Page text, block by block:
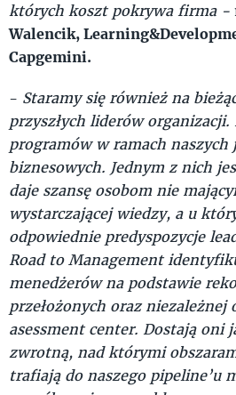
których koszt pokrywa firma -
Walencik,
Capgemini.
- Staramy się również na
przyszłych liderów
programów w ramach naszych
biznesowych. Jednym z nich
daje szansę osobom nie
wystarczającej wiedzy, a u
odpowiednie predyspozycje
Road to Management
menedżerów na podstawie
przełożonych oraz niezależnej
asessment center. Dostają oni
zwrotną, nad którymi
trafiają do naszego pipeline’u